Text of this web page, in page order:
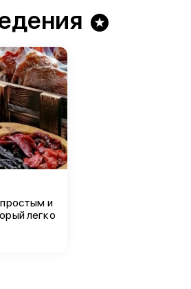
и
легко